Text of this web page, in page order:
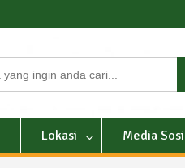
Lokasi Media